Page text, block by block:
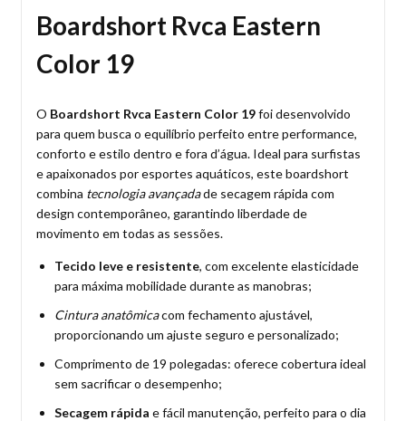
Boardshort Rvca Eastern
Color 19
O Boardshort Rvca Eastern Color 19foi desenvolvido
para quem busca o equilíbrio perfeito entre performance,
conforto e estilo dentro e fora d’água. Ideal para surfistas
e apaixonados por esportes aquáticos, este boardshort
combina tecnologia avançadade secagem rápida com
design contemporâneo, garantindo liberdade de
movimento em todas as sessões.
Tecido leve e resistente, com excelente elasticidade
para máxima mobilidade durante as manobras;
Cintura anatômicacom fechamento ajustável,
proporcionando um ajuste seguro e personalizado;
Comprimento de 19 polegadas: oferece cobertura ideal
sem sacrificar o desempenho;
Secagem rápida e fácil manutenção, perfeito para o dia